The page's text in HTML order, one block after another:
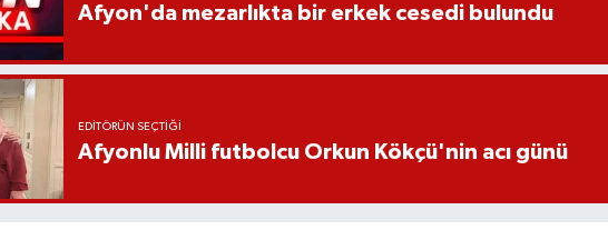
Afyon'da mezarlıkta bir erkek cesedi bulundu
EDITÖRÜN SEÇTIĞI
Afyonlu Milli futbolcu Orkun Kökçü'nin acı günü